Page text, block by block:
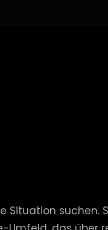
Situation suchen.